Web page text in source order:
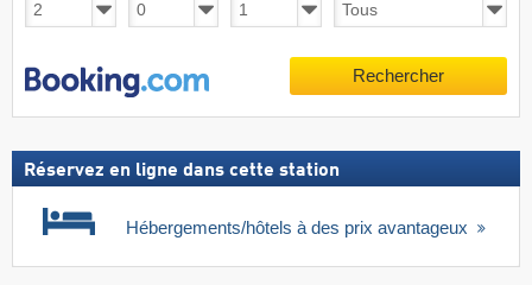
Rechercher
Réservez en ligne dans cette station
Hébergements/hôtels à des prix avantageux